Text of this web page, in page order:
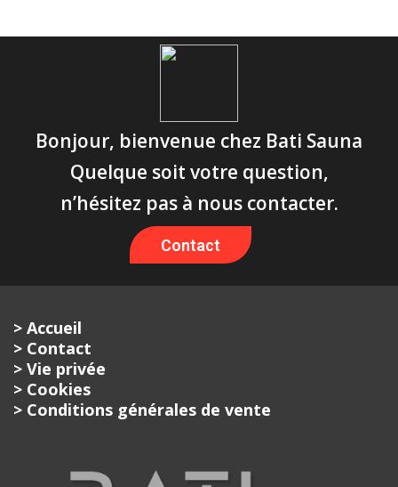
Bonjour, bienvenue chez Bati Sauna
Quelque soit votre question,
n’hésitez pas à nous contacter.
Contact
> Accueil
> Contact
> Vie privée
> Cookies
> Conditions générales de vente